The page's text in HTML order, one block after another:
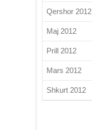
Qershor 2012
Maj 2012
Prill 2012
Mars 2012
Shkurt 2012